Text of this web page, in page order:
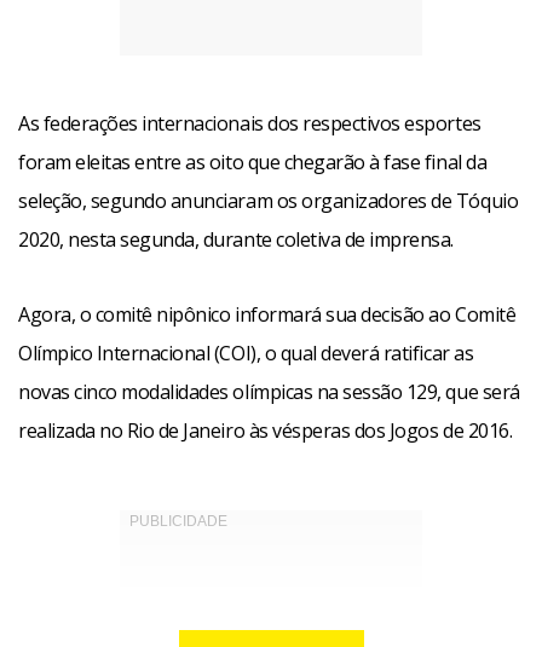
As federações internacionais dos respectivos esportes
foram eleitas entre as oito que chegarão à fase final da
seleção, segundo anunciaram os organizadores de Tóquio
2020, nesta segunda, durante coletiva de imprensa.
Agora, o comitê nipônico informará sua decisão ao Comitê
Olímpico Internacional (COI), o qual deverá ratificar as
novas cinco modalidades olímpicas na sessão 129, que será
realizada no Rio de Janeiro às vésperas dos Jogos de 2016.